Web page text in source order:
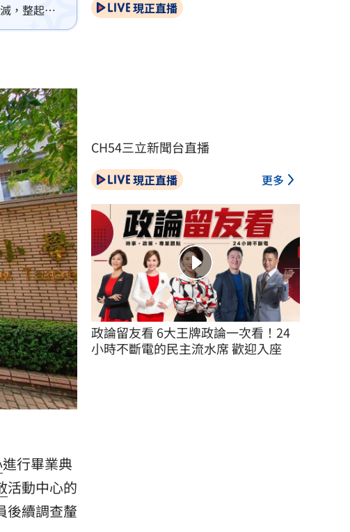
，整起火
進行畢業典
活動中心的
後續調查釐
現正直播
CH54三立新聞台直播
現正直播 更多
政論留友看 6大王牌政論一次看！24
小時不斷電的民主流水席 歡迎入座